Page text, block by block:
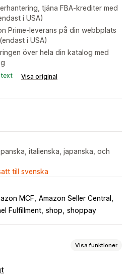
tjäna FBA-krediter med
i USA)
Prime-leverans på din webbplats
i USA)
över hela din katalog med
text Visa original
italienska, japanska, och
till svenska
MCF Amazon Seller Central
Fulfillment shop shoppay
Visa funktioner